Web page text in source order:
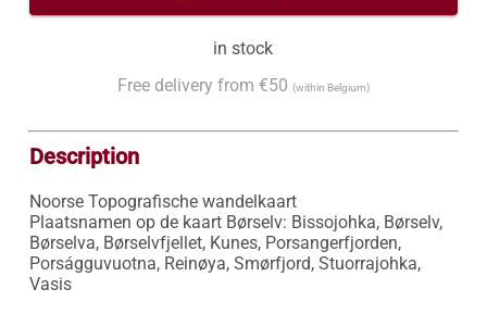
in stock
Free delivery from €50 (within Belgium)
Description
Noorse Topografische wandelkaart
Plaatsnamen op de kaart Børselv: Bissojohka, Børselv,
Børselva, Børselvfjellet, Kunes, Porsangerfjorden,
Porságguvuotna, Reinøya, Smørfjord, Stuorrajohka,
Vasis